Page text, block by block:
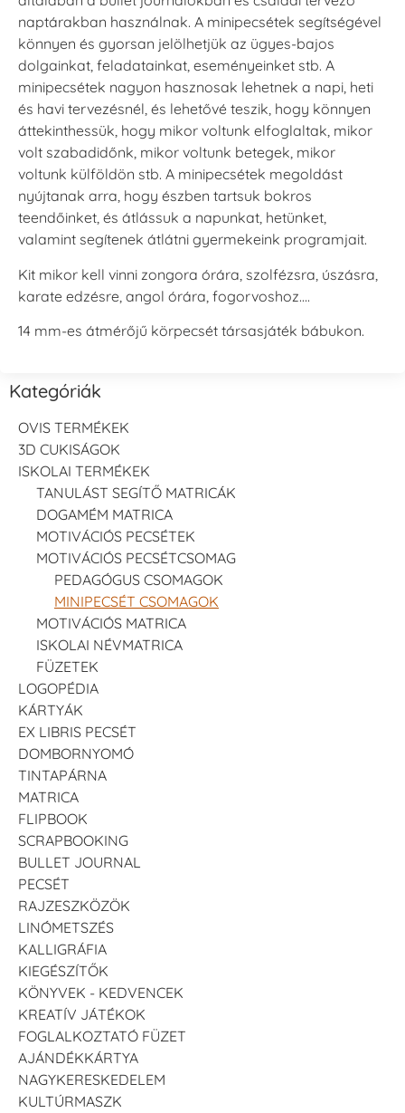
naptárakban használnak. A minipecsétek segítségével
könnyen és gyorsan jelölhetjük az ügyes-bajos
dolgainkat, feladatainkat, eseményeinket stb. A
minipecsétek nagyon hasznosak lehetnek a napi, heti
és havi tervezésnél, és lehetővé teszik, hogy könnyen
áttekinthessük, hogy mikor voltunk elfoglaltak, mikor
volt szabadidőnk, mikor voltunk betegek, mikor
voltunk külföldön stb. A minipecsétek megoldást
nyújtanak arra, hogy észben tartsuk bokros
teendőinket, és átlássuk a napunkat, hetünket,
valamint segítenek átlátni gyermekeink programjait.
Kit mikor kell vinni zongora órára, szolfézsra, úszásra,
karate edzésre, angol órára, fogorvoshoz….
14 mm-es átmérőjű körpecsét társasjáték bábukon.
Kategóriák
OVIS TERMÉKEK
3D CUKISÁGOK
ISKOLAI TERMÉKEK
TANULÁST SEGÍTŐ MATRICÁK
DOGAMÉM MATRICA
MOTIVÁCIÓS PECSÉTEK
MOTIVÁCIÓS PECSÉTCSOMAG
PEDAGÓGUS CSOMAGOK
MINIPECSÉT CSOMAGOK
MOTIVÁCIÓS MATRICA
ISKOLAI NÉVMATRICA
FÜZETEK
LOGOPÉDIA
KÁRTYÁK
EX LIBRIS PECSÉT
DOMBORNYOMÓ
TINTAPÁRNA
MATRICA
FLIPBOOK
SCRAPBOOKING
BULLET JOURNAL
PECSÉT
RAJZESZKÖZÖK
LINÓMETSZÉS
KALLIGRÁFIA
KIEGÉSZÍTŐK
KÖNYVEK - KEDVENCEK
KREATÍV JÁTÉKOK
FOGLALKOZTATÓ FÜZET
AJÁNDÉKKÁRTYA
NAGYKERESKEDELEM
KULTÚRMASZK